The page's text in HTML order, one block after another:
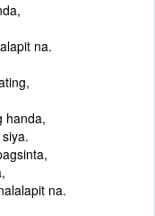
na.
handa,
na.